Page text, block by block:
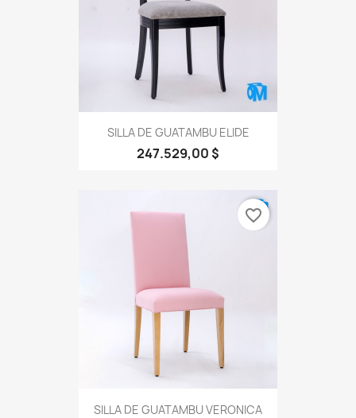
SILLA DE GUATAMBU ELIDE
247.529,00 $
SILLA DE GUATAMBU VERONICA
favorite_border